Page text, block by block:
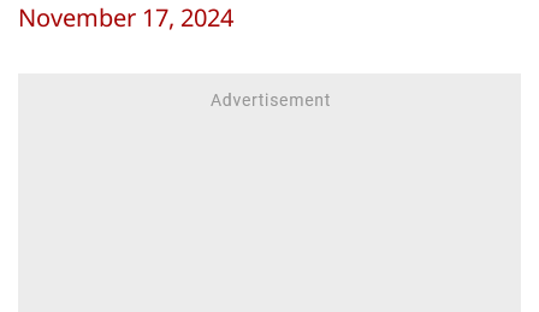
November 17, 2024